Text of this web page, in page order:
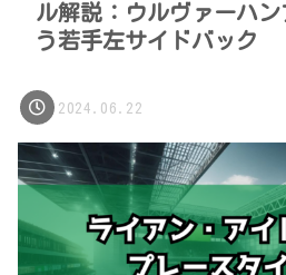
ル解説：ウルヴァーハ
う若手左サイドバック
2024.06.22